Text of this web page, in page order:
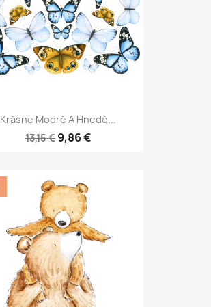
Krásne Modré A Hnedé...
13,15 € 9,86 €